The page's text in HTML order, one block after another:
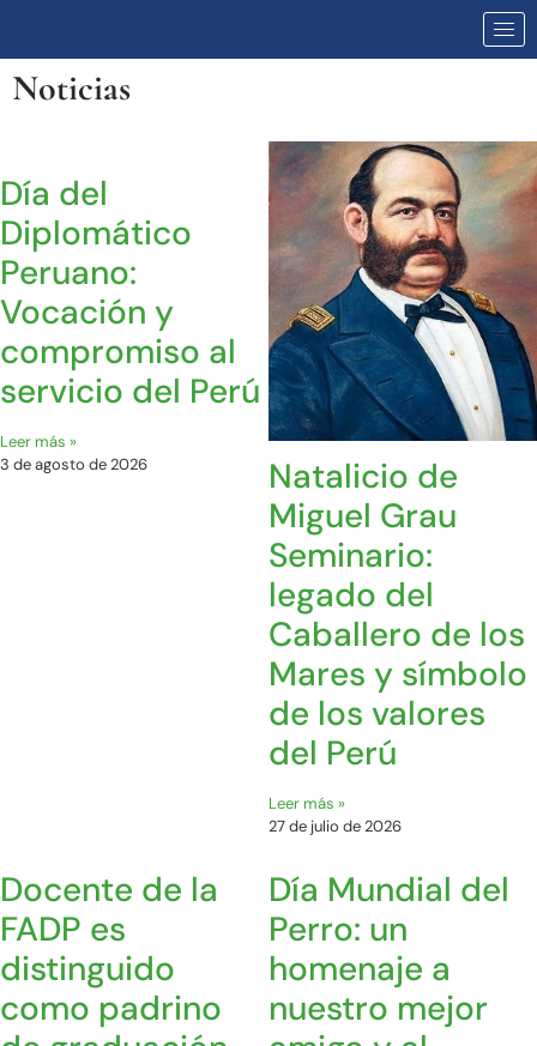
Noticias
Día del
Diplomático
Peruano:
Vocación y
compromiso al
servicio del Perú
Leer más »
3 de agosto de 2026
Natalicio de
Miguel Grau
Seminario:
legado del
Caballero de los
Mares y símbolo
de los valores
del Perú
Leer más »
27 de julio de 2026
Docente de la
FADP es
distinguido
como padrino
Día Mundial del
Perro: un
homenaje a
nuestro mejor